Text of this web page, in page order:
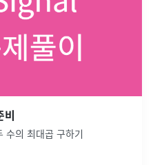
비
수의 최대곱 구하기